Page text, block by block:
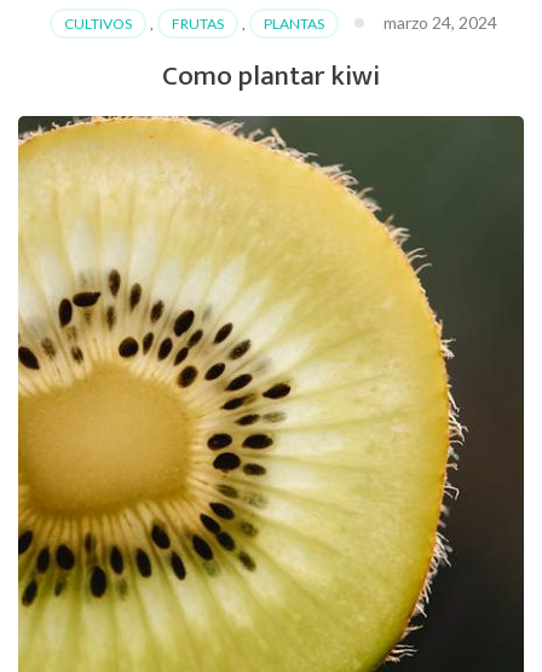
coleos
CULTIVOS FRUTAS PLANTAS marzo 24, 2024
Como plantar kiwi